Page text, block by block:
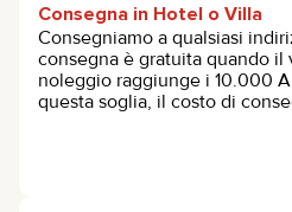
Consegna in Hotel o Villa
Consegniamo a qualsiasi
consegna è gratuita quando il
noleggio raggiunge i 10.000
questa soglia, il costo di